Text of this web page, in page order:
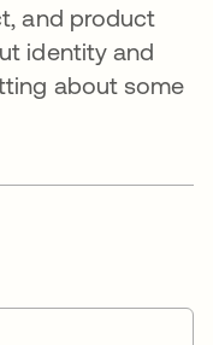
and product
identity and
about some